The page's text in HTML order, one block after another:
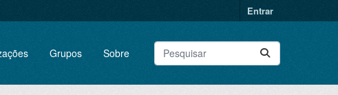
Entrar
Grupos Sobre